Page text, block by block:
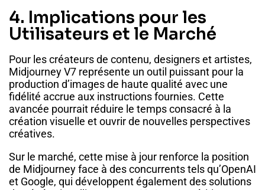
4. Implications pour les
Utilisateurs et le Marché
Pour les créateurs de contenu, designers et artistes,
Midjourney V7 représente un outil puissant pour la
production d’images de haute qualité avec une
fidélité accrue aux instructions fournies. Cette
avancée pourrait réduire le temps consacré à la
création visuelle et ouvrir de nouvelles perspectives
créatives.
Sur le marché, cette mise à jour renforce la position
de Midjourney face à des concurrents tels qu’OpenAI
et Google, qui développent également des solutions